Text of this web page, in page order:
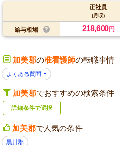
正社員
(月収)
給与相場 218,600円
加美郡の准看護師の転職事情
よくある質問
加美郡でおすすめの検索条件
詳細条件で選択
加美郡で人気の条件
黒川郡